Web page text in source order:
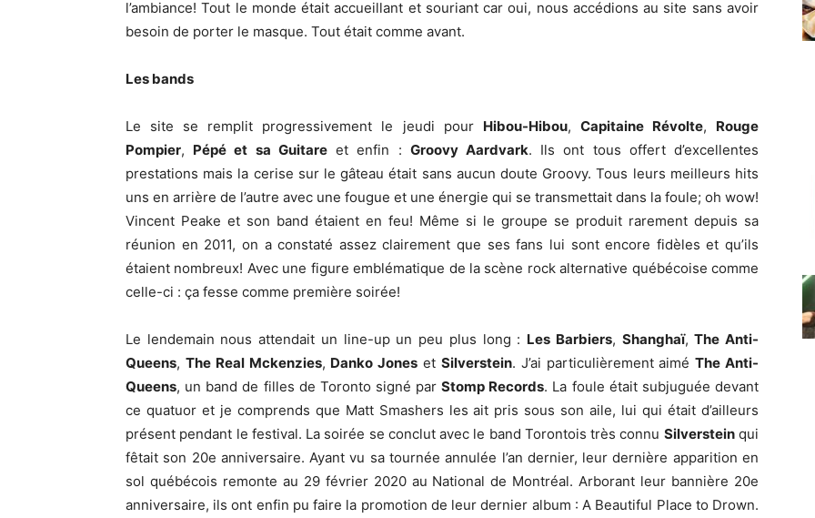
l’ambiance! Tout le monde était accueillant et souriant car oui, nous accédions au site sans avoir
besoin de porter le masque. Tout était comme avant.
Les bands
Le site se remplit progressivement le jeudi pour Hibou-Hibou, Capitaine Révolte, Rouge
Pompier, Pépé et sa Guitareet enfin : Groovy Aardvark. Ils ont tous offert d’excellentes
prestations mais la cerise sur le gâteau était sans aucun doute Groovy. Tous leurs meilleurs hits
uns en arrière de l’autre avec une fougue et une énergie qui se transmettait dans la foule; oh wow!
Vincent Peake et son band étaient en feu! Même si le groupe se produit rarement depuis sa
réunion en 2011, on a constaté assez clairement que ses fans lui sont encore fidèles et qu’ils
étaient nombreux! Avec une figure emblématique de la scène rock alternative québécoise comme
celle-ci : ça fesse comme première soirée!
Le lendemain nous attendait un line-up un peu plus long : Les Barbiers, Shanghaï,The Anti-
Queens, The Real Mckenzies, Danko Jones et Silverstein. J’ai particulièrement aiméThe Anti-
Queens, un band de filles de Toronto signé parStomp Records. La foule était subjuguée devant
ce quatuor et je comprends que Matt Smashers les ait pris sous son aile, lui qui était d’ailleurs
présent pendant le festival. La soirée se conclut avec le band Torontois très connu Silversteinqui
fêtait son 20e anniversaire. Ayant vu sa tournée annulée l’an dernier, leur dernière apparition en
sol québécois remonte au 29 février 2020 au National de Montréal. Arborant leur bannière 20e
anniversaire, ils ont enfin pu faire la promotion de leur dernier album : A Beautiful Place to Drown.